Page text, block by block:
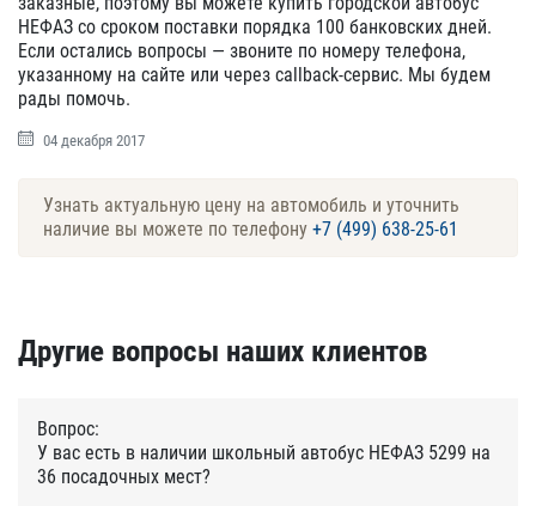
НЕФАЗ со сроком поставки порядка 100 банковских дней.
Если остались вопросы — звоните по номеру телефона,
указанному на сайте или через callback-сервис. Мы будем
рады помочь.
04 декабря 2017
Узнать актуальную цену на автомобиль и уточнить
наличие вы можете по телефону +7 (499) 638-25-61
Другие вопросы наших клиентов
Вопрос:
У вас есть в наличии школьный автобус НЕФАЗ 5299 на
36 посадочных мест?